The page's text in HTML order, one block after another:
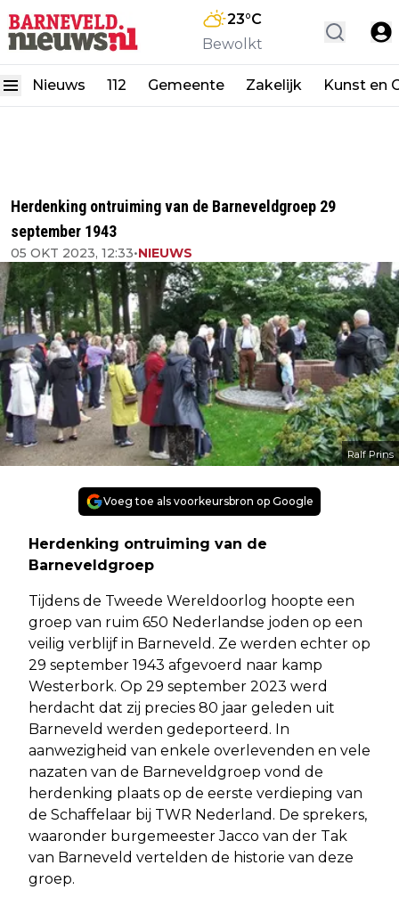
23°C
Bewolkt
Nieuws 112 Gemeente Zakelijk Kunst en
Herdenking ontruiming van de Barneveldgroep 29
september 1943
05 OKT 2023, 12:33•NIEUWS
Ralf Prins
Voeg toe als voorkeursbron op Google
Herdenking ontruiming van de
Barneveldgroep
Tijdens de Tweede Wereldoorlog hoopte een
groep van ruim 650 Nederlandse joden op een
veilig verblijf in Barneveld. Ze werden echter op
29 september 1943 afgevoerd naar kamp
Westerbork. Op 29 september 2023 werd
herdacht dat zij precies 80 jaar geleden uit
Barneveld werden gedeporteerd. In
aanwezigheid van enkele overlevenden en vele
nazaten van de Barneveldgroep vond de
herdenking plaats op de eerste verdieping van
de Schaffelaar bij TWR Nederland. De sprekers,
waaronder burgemeester Jacco van der Tak
van Barneveld vertelden de historie van deze
groep.